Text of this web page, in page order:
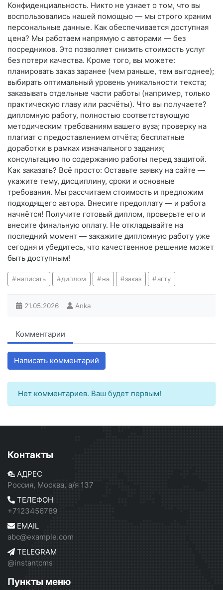
Конфиденциальность. Никто не узнает о том, что вы
воспользовались нашей помощью — мы строго храним
персональные данные. Как обеспечивается доступная
цена? Мы работаем напрямую с авторами — без
посредников. Это позволяет снизить стоимость услуг
без потери качества. Кроме того, вы можете:
планировать заказ заранее (чем раньше, тем выгоднее);
выбирать оптимальный уровень уникальности текста;
заказывать отдельные части работы (например, только
практическую главу или расчёты). Что вы получаете?
дипломную работу, полностью соответствующую
методическим требованиям вашего вуза; проверку на
плагиат с предоставлением отчёта; бесплатные
доработки в рамках изначального задания;
консультацию по содержанию работы перед защитой.
Как заказать? Всё просто: Оставьте заявку на сайте —
укажите тему, дисциплину, сроки и основные
требования. Мы рассчитаем стоимость и предложим
подходящего автора. Внесите предоплату — и работа
начнётся! Получите готовый диплом, проверьте его и
внесите финальную оплату. Не откладывайте на
последний момент — закажите дипломную работу уже
сегодня и убедитесь, что качественное решение может
быть доступным!
написать диплом на заказ агту
21.05.2026 Anka
Комментарии
Написать комментарий
Нет комментариев. Ваш будет первым!
Контакты
АДРЕС
Россия, Москва, а/я 137
ТЕЛЕФОН
+7123456789
EMAIL
abc@example.com
TELEGRAM
@instantcms
Пункты меню